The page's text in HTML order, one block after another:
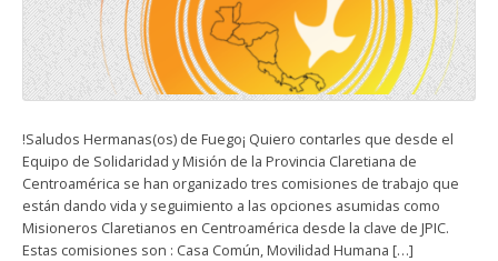
!Saludos Hermanas(os) de Fuego¡ Quiero contarles que desde el
Equipo de Solidaridad y Misión de la Provincia Claretiana de
Centroamérica se han organizado tres comisiones de trabajo que
están dando vida y seguimiento a las opciones asumidas como
Misioneros Claretianos en Centroamérica desde la clave de JPIC.
Estas comisiones son : Casa Común, Movilidad Humana […]